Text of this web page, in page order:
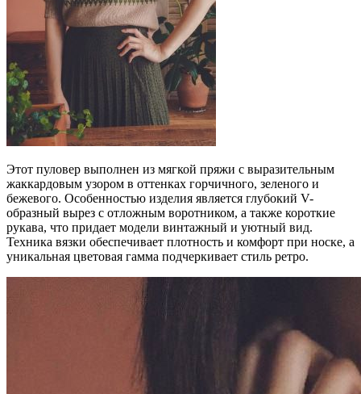
Этот пуловер выполнен из мягкой пряжи с выразительным
жаккардовым узором в оттенках горчичного, зеленого и
бежевого. Особенностью изделия является глубокий V-
образный вырез с отложным воротником, а также короткие
рукава, что придает модели винтажный и уютный вид.
Техника вязки обеспечивает плотность и комфорт при носке, а
уникальная цветовая гамма подчеркивает стиль ретро.